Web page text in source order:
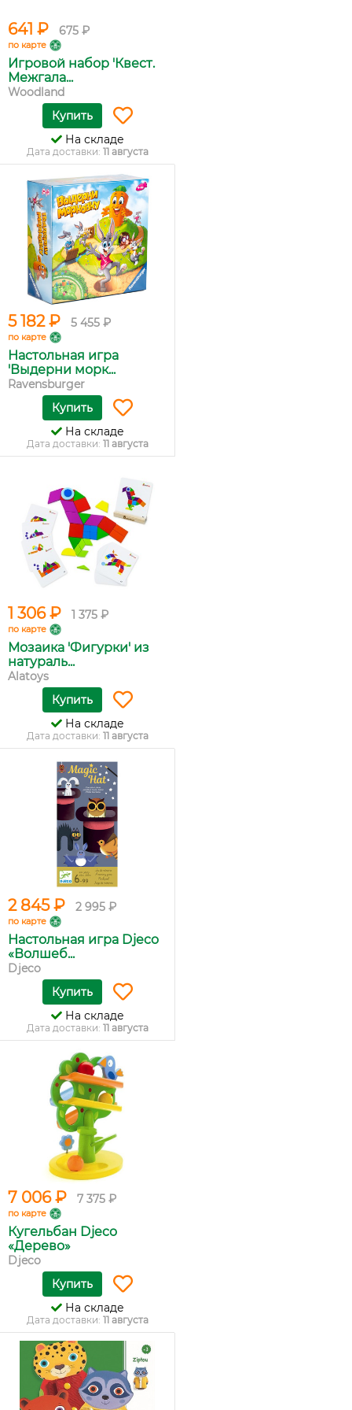
641 ₽ 675 ₽
по карте
Игровой набор 'Квест.
Межгала...
Woodland
Купить
На складе
Дата доставки: 11 августа
5 182 ₽ 5 455 ₽
по карте
Настольная игра
'Выдерни морк...
Ravensburger
Купить
На складе
Дата доставки: 11 августа
1 306 ₽ 1 375 ₽
по карте
Мозаика 'Фигурки' из
натураль...
Alatoys
Купить
На складе
Дата доставки: 11 августа
2 845 ₽ 2 995 ₽
по карте
Настольная игра Djeco
«Волшеб...
Djeco
Купить
На складе
Дата доставки: 11 августа
7 006 ₽ 7 375 ₽
по карте
Кугельбан Djeco
«Дерево»
Djeco
Купить
На складе
Дата доставки: 11 августа